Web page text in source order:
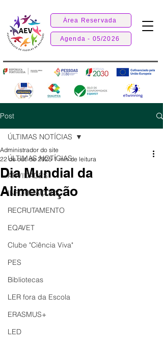
Área Reservada
Agenda - 05/2026
Post
ÚLTIMAS NOTÍCIAS
ATIVIDADES
INFORMAÇÕES
RECRUTAMENTO
EQAVET
Clube "Ciência Viva"
PES
Bibliotecas
LER fora da Escola
ERASMUS+
LED
ÚLTIMAS NOTÍCIAS
Dia Mundial da
Alimentação
Administrador do site
22 de out. de 2025 1 min de leitura